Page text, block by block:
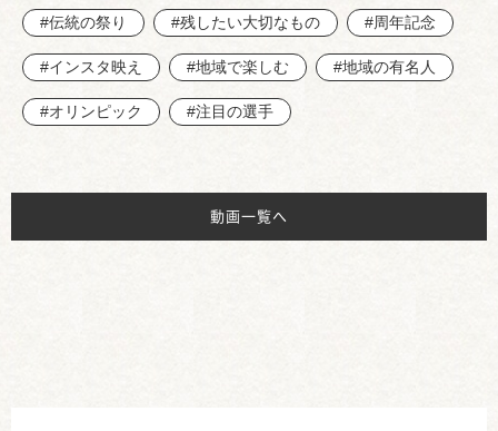
#伝統の祭り #残したい大切なもの #周年記念
#インスタ映え #地域で楽しむ #地域の有名人
#オリンピック #注目の選手
動画一覧へ